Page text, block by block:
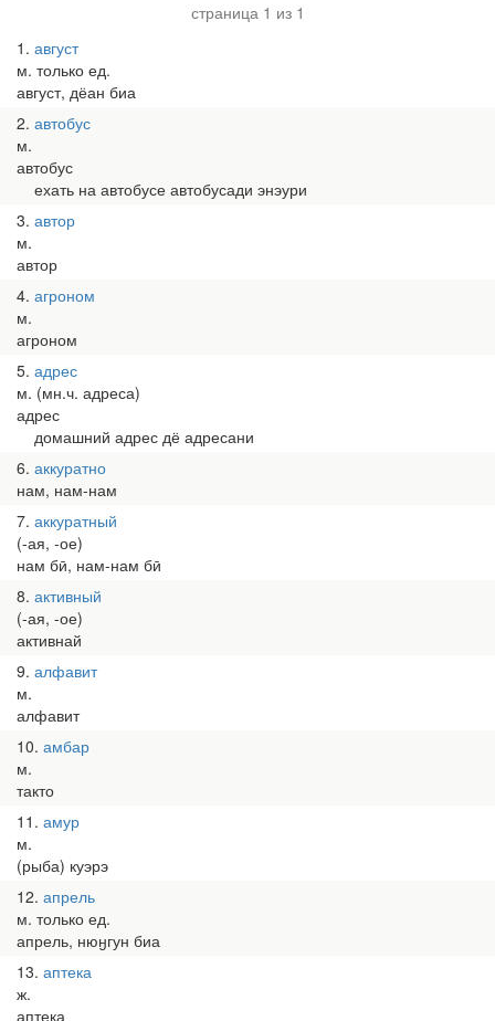
страница 1 из 1
1 август
м. только ед.
август, дёан биа
2 автобус
м.
автобус
ехать на автобусе автобусади энэури
3 автор
м.
автор
4 агроном
м.
агроном
5 адрес
м. (мн.ч. адреса)
адрес
домашний адрес дё адресани
6 аккуратно
нам, нам-нам
7 аккуратный
(-ая, -ое)
нам бӣ, нам-нам бӣ
8 активный
(-ая, -ое)
активнай
9 алфавит
м.
алфавит
10 амбар
м.
такто
11 амур
м.
(рыба) куэрэ
12 апрель
м. только ед.
апрель, нюӈгун биа
13 аптека
ж.
аптека